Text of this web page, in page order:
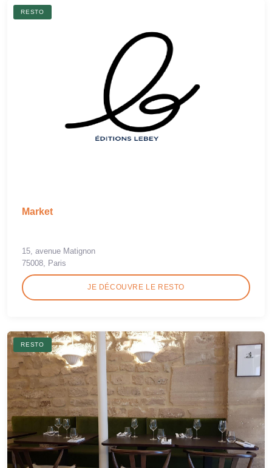
RESTO
Market
15, avenue Matignon
75008, Paris
JE DÉCOUVRE LE RESTO
RESTO